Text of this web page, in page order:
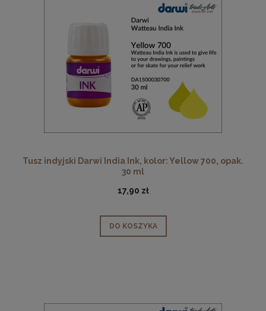
Tusz indyjski Darwi India Ink, kolor: Yellow 700, opak.
30 ml
17,90 zł
DO KOSZYKA